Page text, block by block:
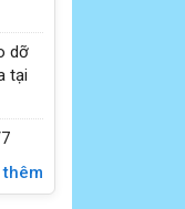
dỡ
tại
thêm